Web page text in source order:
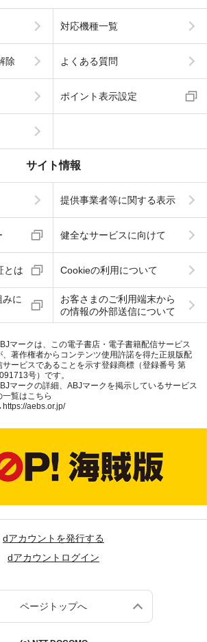
対応機種一覧
除 よくある質問
ポイント表示設定
サイト情報
提供事業者等に関する表示
健全なサービスに向けて
とは Cookieの利用について
みに
お客さまのご利用端末から
の情報の外部送信について
マークは、この電子書店・電子書籍配信サービス
、著作権者からコンテンツ使用許諾を得た正規版配
サービスであることを示す登録商標（登録番号 第
号）です。
マークの詳細、ABJマークを掲示しているサービス
一覧はこちら
https://aebs.or.jp/
dアカウントを発行する
dアカウントログイン
ページトップへ